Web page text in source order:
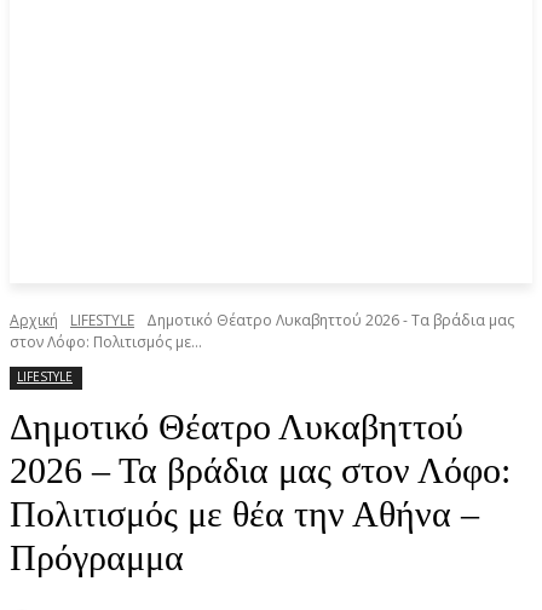
Αρχική LIFESTYLE
Δημοτικό Θέατρο Λυκαβηττού 2026 - Τα βράδια μας
στον Λόφο: Πολιτισμός με...
LIFESTYLE
Δημοτικό Θέατρο Λυκαβηττού
2026 – Τα βράδια μας στον Λόφο:
Πολιτισμός με θέα την Αθήνα –
Πρόγραμμα